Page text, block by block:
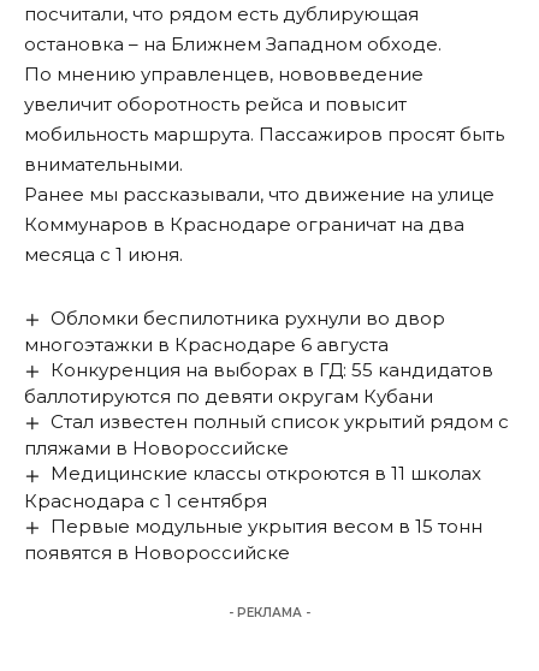
посчитали, что рядом есть дублирующая
остановка – на Ближнем Западном обходе.
По мнению управленцев, нововведение
увеличит оборотность рейса и повысит
мобильность маршрута. Пассажиров просят быть
внимательными.
Ранее мы рассказывали, что движение на улице
Коммунаров в Краснодаре ограничат на два
месяца с 1 июня.
Обломки беспилотника рухнули во двор
многоэтажки в Краснодаре 6 августа
Конкуренция на выборах в ГД: 55 кандидатов
баллотируются по девяти округам Кубани
Стал известен полный список укрытий рядом с
пляжами в Новороссийске
Медицинские классы откроются в 11 школах
Краснодара с 1 сентября
Первые модульные укрытия весом в 15 тонн
появятся в Новороссийске
- РЕКЛАМА -